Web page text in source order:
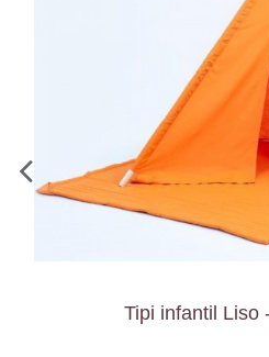
Tipi infantil Liso